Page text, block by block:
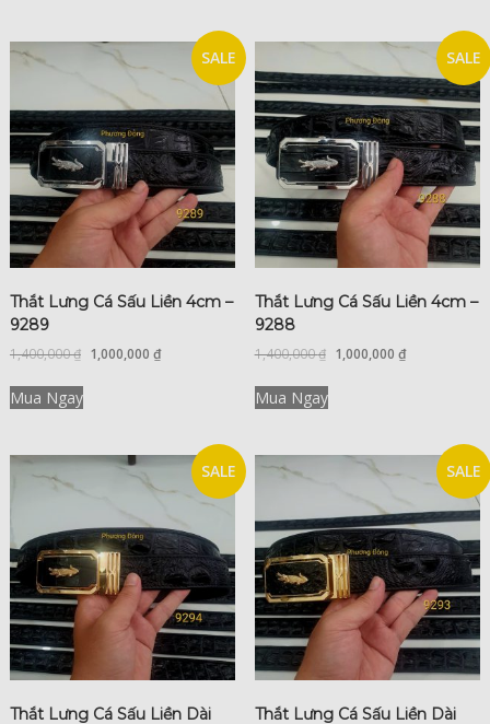
SALE
Thắt Lưng Cá Sấu Liền 4cm –
9289
1,400,000₫ 1,000,000 ₫
Mua Ngay
SALE
Thắt Lưng Cá Sấu Liền 4cm –
9288
1,400,000₫ 1,000,000 ₫
Mua Ngay
SALE
Thắt Lưng Cá Sấu Liền Dài
SALE
Thắt Lưng Cá Sấu Liền Dài